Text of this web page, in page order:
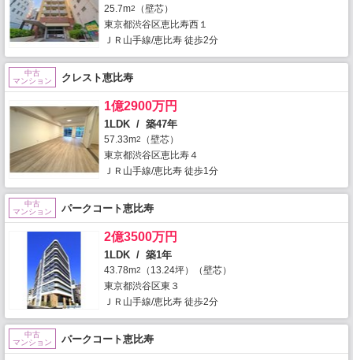
25.7m2
（壁芯）
東京都渋谷区恵比寿西１
ＪＲ山手線/恵比寿 徒歩2分
中古
マンション
クレスト恵比寿
1億2900万円
1LDK / 築47年
57.33m2
（壁芯）
東京都渋谷区恵比寿４
ＪＲ山手線/恵比寿 徒歩1分
中古
マンション
パークコート恵比寿
2億3500万円
1LDK / 築1年
43.78m2
（13.24坪）（壁芯）
東京都渋谷区東３
ＪＲ山手線/恵比寿 徒歩2分
中古
マンション
パークコート恵比寿